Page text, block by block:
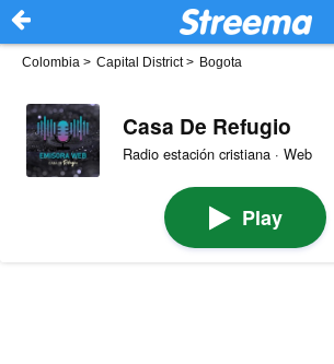
Colombia > Capital District> Bogota
Casa De Refugio
Radio estación cristiana · Web
Play